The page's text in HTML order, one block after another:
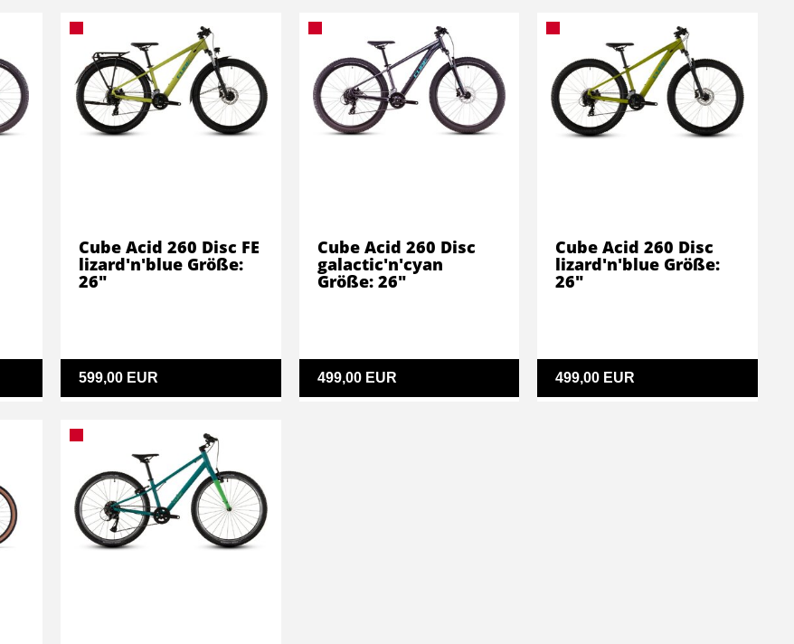
599,00 EUR
Cube Acid 260 Disc FE
lizard'n'blue Größe:
26"
499,00 EUR
Cube Acid 260 Disc
galactic'n'cyan
Größe: 26"
499,00 EUR
Cube Acid 260 Disc
lizard'n'blue Größe:
26"